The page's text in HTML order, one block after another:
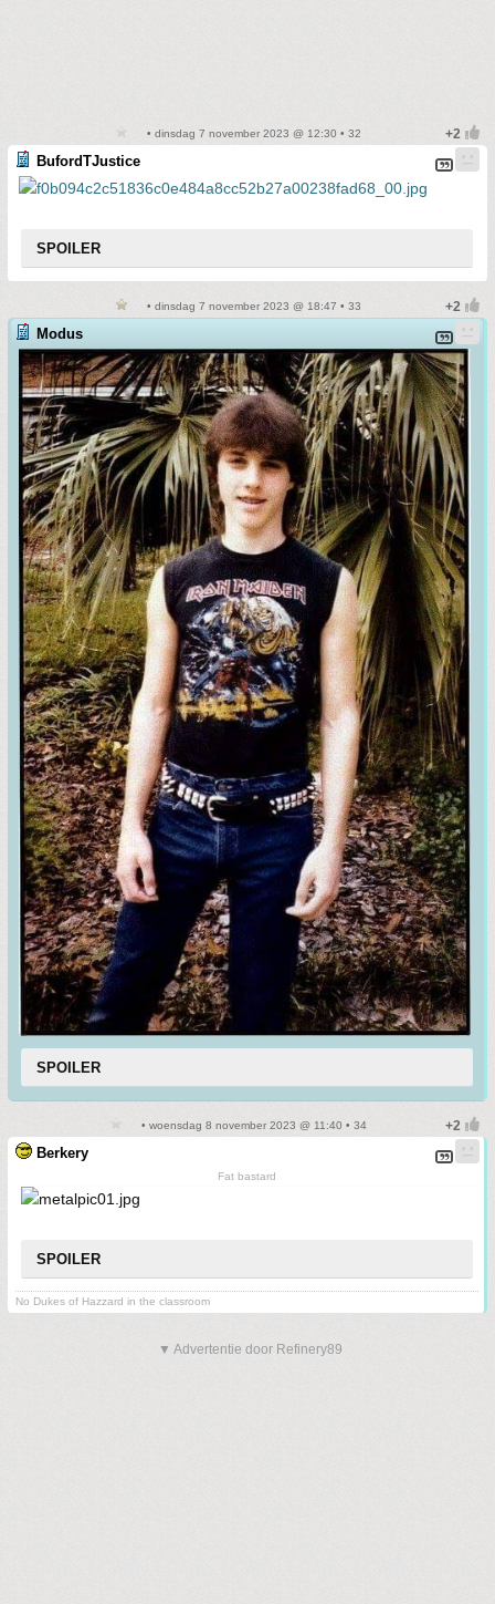
• dinsdag 7 november 2023 @ 12:30 • 32
BufordTJustice
SPOILER
• dinsdag 7 november 2023 @ 18:47 • 33
Modus
SPOILER
• woensdag 8 november 2023 @ 11:40 • 34
Berkery
Fat bastard
SPOILER
No Dukes of Hazzard in the classroom
▼ Advertentie door Refinery89